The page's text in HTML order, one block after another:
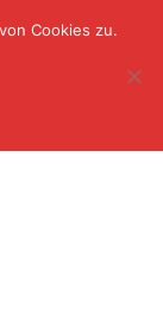
Cookies zu.